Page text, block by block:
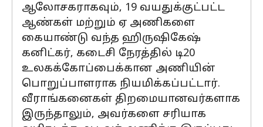
ஆலோசகராகவும், 19 வயதுக்குட்பட்ட
ஆண்கள் மற்றும் ஏ அணிகளை
கையாண்டு வந்த ஹிருஷிகேஷ்
கனிட்கர், கடைசி நேரத்தில் டி20
உலகக்கோப்பைக்கான அணியின்
பொறுப்பாளராக நியமிக்கப்பட்டார்.
வீராங்கனைகள் திறமையானவர்களாக
இருந்தாலும், அவர்களை சரியாக